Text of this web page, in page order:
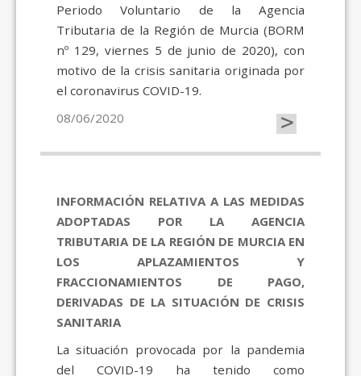
Periodo Voluntario de la Agencia
Tributaria de la Región de Murcia (BORM
nº 129, viernes 5 de junio de 2020), con
motivo de la crisis sanitaria originada por
el coronavirus COVID-19.
08/06/2020
>
INFORMACIÓN RELATIVA A LAS MEDIDAS
ADOPTADAS POR LA AGENCIA
TRIBUTARIA DE LA REGIÓN DE MURCIA EN
LOS APLAZAMIENTOS Y
FRACCIONAMIENTOS DE PAGO,
DERIVADAS DE LA SITUACIÓN DE CRISIS
SANITARIA
La situación provocada por la pandemia
del COVID-19 ha tenido como